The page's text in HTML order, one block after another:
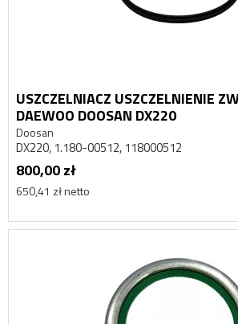
USZCZELNIACZ USZCZELNIENIE
DAEWOO DOOSAN DX220
Doosan
DX220, 1.180-00512, 118000512
800,00 zł
650,41 zł netto